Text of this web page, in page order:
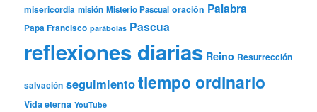
misericordia misión Misterio Pascual oración Palabra
Papa Francisco parábolas Pascua
reflexiones diarias Reino Resurrección
salvación seguimientotiempo ordinario
Vida eterna YouTube